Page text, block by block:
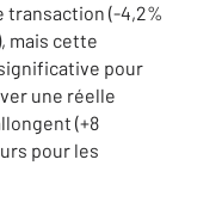
transaction (-4,2%
mais cette
pour
une réelle
(+8
pour les